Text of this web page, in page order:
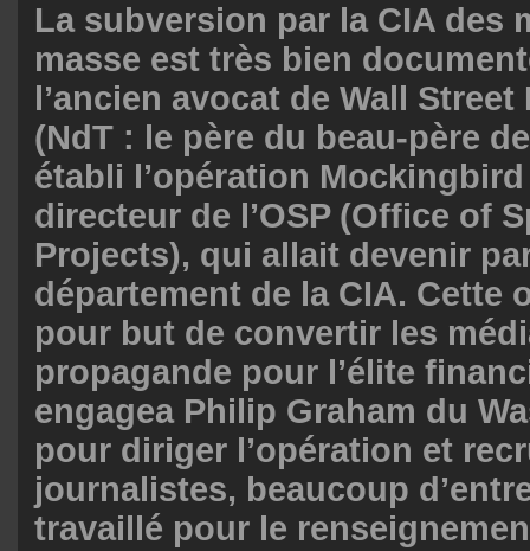
La subversion par la CIA des
masse est très bien
l’ancien avocat de Wall
(NdT : le père du beau-père
établi l’opération
directeur de l’OSP (Office of
Projects), qui allait devenir
département de la CIA. Cette
pour but de convertir les
propagande pour l’élite
engagea Philip Graham du
pour diriger l’opération et
journalistes, beaucoup
travaillé pour le